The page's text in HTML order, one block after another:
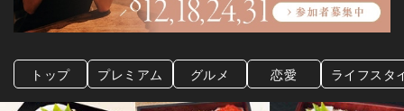
トップ プレミアム グルメ 恋愛 ライフスタ